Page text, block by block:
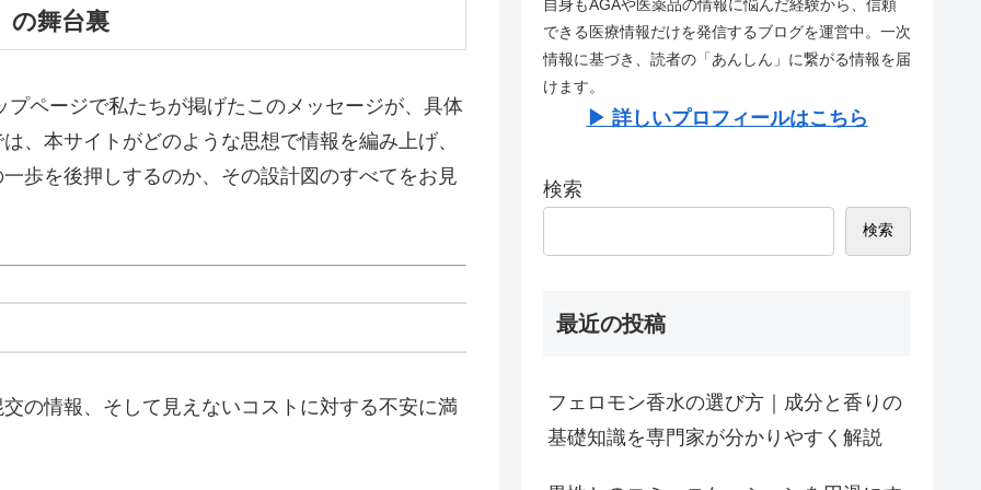
の舞台裏
ページで私たちが掲げたこのメッセージが、具体
、本サイトがどのような思想で情報を編み上げ、
歩を後押しするのか、その設計図のすべてをお見
の情報、そして見えないコストに対する不安に満
自身もAGAや医薬品の情報に悩んだ経験から、信頼
できる医療情報だけを発信するブログを運営中。一次
情報に基づき、読者の「あんしん」に繋がる情報を届
けます。
▶︎ 詳しいプロフィールはこちら
検索
検索
最近の投稿
フェロモン香水の選び方｜成分と香りの
基礎知識を専門家が分かりやすく解説